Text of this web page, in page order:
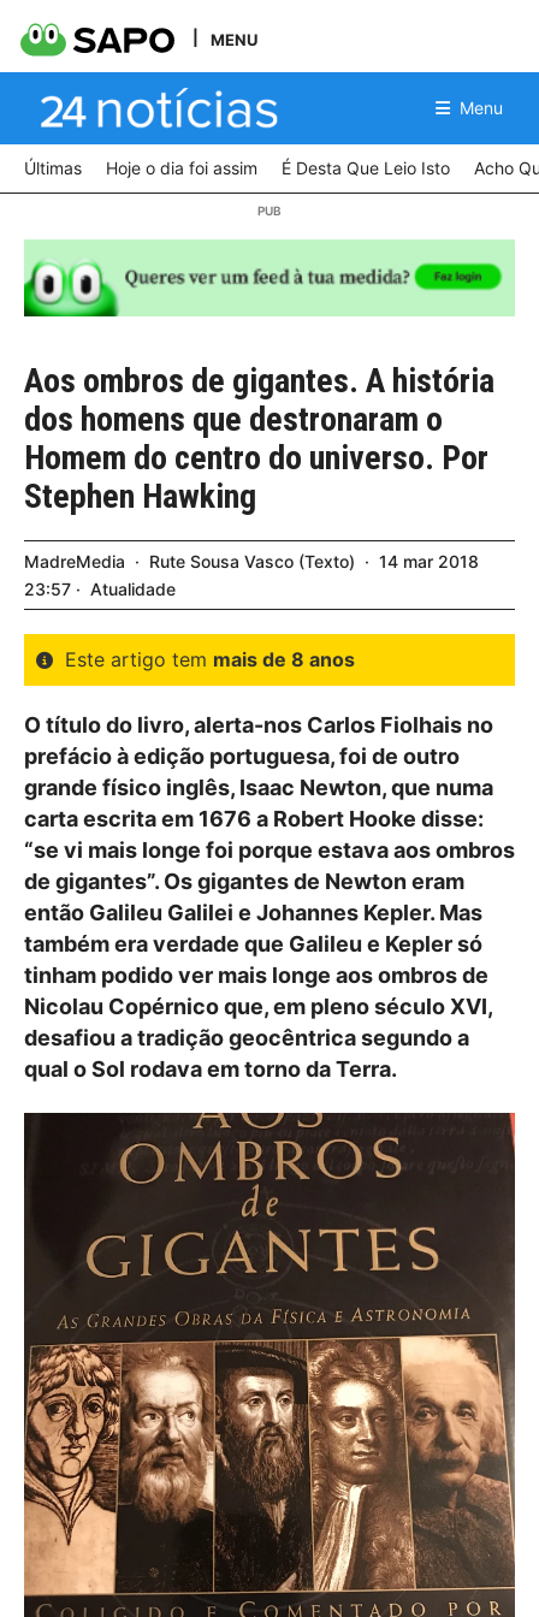
MENU
Menu
Últimas Hoje o dia foi assim É Desta Que Leio Isto Acho
Aos ombros de gigantes. A história
dos homens que destronaram o
Homem do centro do universo. Por
Stephen Hawking
MadreMedia Rute Sousa Vasco Texto 14 mar 2018
23:57
Atualidade
Este artigo tem mais de 8 anos
O título do livro, alerta-nos Carlos Fiolhais no
prefácio à edição portuguesa, foi de outro
grande físico inglês, Isaac Newton, que numa
carta escrita em 1676 a Robert Hooke disse:
“se vi mais longe foi porque estava aos ombros
de gigantes”. Os gigantes de Newton eram
então Galileu Galilei e Johannes Kepler. Mas
também era verdade que Galileu e Kepler só
tinham podido ver mais longe aos ombros de
Nicolau Copérnico que, em pleno século XVI,
desafiou a tradição geocêntrica segundo a
qual o Sol rodava em torno da Terra.